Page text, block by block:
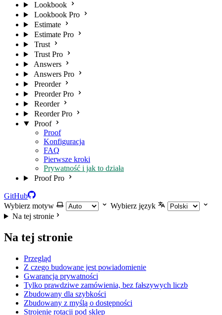
Lookbook
Lookbook Pro
Estimate
Estimate Pro
Trust
Trust Pro
Answers
Answers Pro
Preorder
Preorder Pro
Reorder
Reorder Pro
Proof
Proof
Konfiguracja
FAQ
Pierwsze kroki
Prywatność i jak to działa
Proof Pro
GitHub
Wybierz motyw
Wybierz język
Na tej stronie
Na tej stronie
Przegląd
Z czego budowane jest powiadomienie
Gwarancja prywatności
Tylko prawdziwe zamówienia, bez fałszywych liczb
Zbudowany dla szybkości
Zbudowany z myślą o dostępności
Strojenie rotacji pod sklep